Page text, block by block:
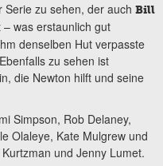
zu sehen, der auch Bill
was erstaunlich gut
denselben Hut verpasste
zu sehen ist
die Newton hilft und seine
Simpson, Rob Delaney,
Olaleye, Kate Mulgrew und
und Jenny Lumet.